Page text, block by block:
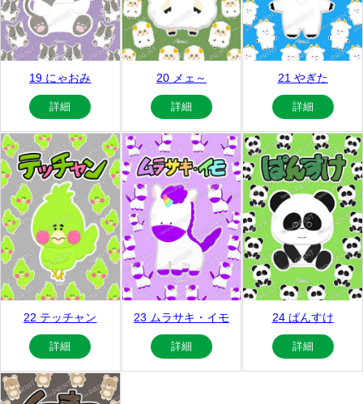
19 にゃおみ
詳細
20 メェ～
詳細
21 やぎた
詳細
22 テッチャン
詳細
23 ムラサキ・イモ
詳細
24 ぱんすけ
詳細